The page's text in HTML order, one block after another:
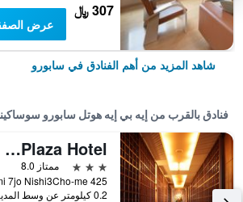
307 ﷼
عرض
شاهد المزيد من أهم الفنادق في سابورو
فنادق بالقرب من إيه بي إيه هوتل سابورو
Jasmac Plaza Hotel
3 نجوم
ممتاز 8.0
0.2 كيلومتر عن وسط المدينة